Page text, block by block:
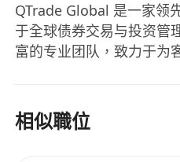
力，能夠快速將境內成熟
支撐香港及海外市場的
客戶資源：公司專注服務
融機構建立了穩定的合作
商業銀行、全國性股份制
QTrade Global 是一家领
于全球债券交易与投资管
富的专业团队，致力于为
行，持续实现业务增长与
Global 于 2026 年 5 月正
相似職位